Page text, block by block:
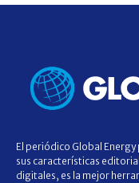
El periódico Global
sus características
digitales, es la mejor